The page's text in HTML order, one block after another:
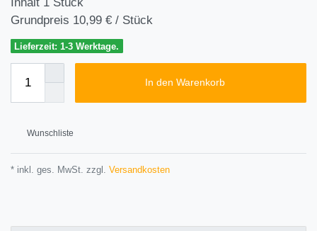
Grundpreis 10,99 € / Stück
Lieferzeit: 1-3 Werktage.
In den Warenkorb
Wunschliste
* inkl. ges. MwSt. zzgl. Versandkosten